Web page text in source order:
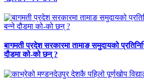
बागमती प्रदेश सरकारमा तामाङ समुदायको
दौडमा को‐को छन् ?